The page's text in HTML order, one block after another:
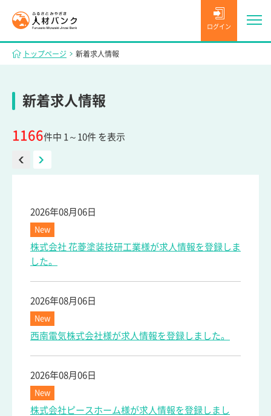
ログイン
トップページ 新着求人情報
新着求人情報
1166件中 1～10件 を表示
2026年08月06日
New
株式会社 花菱塗装技研工業様が求人情報を登録しま
した。
2026年08月06日
New
西南電気株式会社様が求人情報を登録しました。
2026年08月06日
New
株式会社ピースホーム様が求人情報を登録しまし